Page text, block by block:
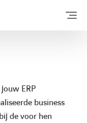
ERP
business
de voor hen